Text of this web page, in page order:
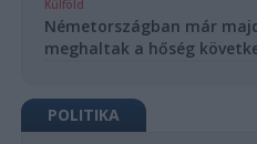
Külföld
Németországban már
meghaltak a hőség
POLITIKA